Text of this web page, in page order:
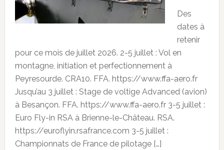
Des
dates à
retenir
pour ce mois de juillet 2026. 2-5 juillet : Vol en
montagne, initiation et perfectionnement à
Peyresourde. CRA10. FFA. https://www.ffa-aero.fr
Jusqu’au 3 juillet : Stage de voltige Advanced (avion)
à Besançon. FFA. https://www.ffa-aero.fr 3-5 juillet :
Euro Fly-in RSA à Brienne-le-Château. RSA.
https://euroflyin.rsafrance.com 3-5 juillet :
Championnats de France de pilotage […]